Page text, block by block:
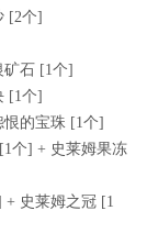
[2个]
矿石 [1个]
[1个]
的宝珠 [1个]
个] + 史莱姆果冻
史莱姆之冠 [1